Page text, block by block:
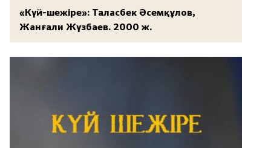
«Күй-шежіре»: Таласбек Әсемқұлов,
Жанғали Жүзбаев. 2000 ж.